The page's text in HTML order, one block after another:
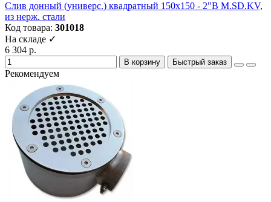
Слив донный (универс.) квадратный 150х150 - 2"В M.SD.KV,
из нерж. стали
Код товара: 301018
На складе ✓
6 304 р.
В корзину Быстрый заказ
Рекомендуем